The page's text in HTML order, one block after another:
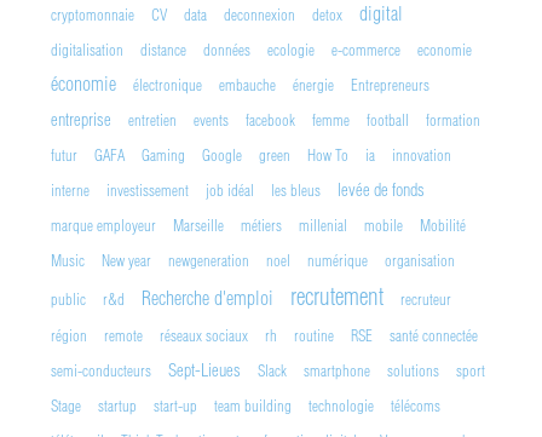
cryptomonnaie
CV data deconnexion detox digital
digitalisation distance données ecologie e-commerce economie
économie électronique embauche énergie Entrepreneurs
entreprise entretien events facebook femme football
formation
futur
GAFA Gaming Google green How To ia
innovation
interne
investissement job idéal les bleus levée de fonds
marque employeur Marseille métiers millenial mobile
Mobilité
Music
New year newgeneration noel numérique
organisation
public
r&d Recherche d'emploi recrutement
recruteur
région
remote réseaux sociaux rh routine RSE
santé connectée
semi-conducteurs
Sept-Lieues Slack smartphone solutions
sport
Stage
startup start-up team building technologie
télécoms